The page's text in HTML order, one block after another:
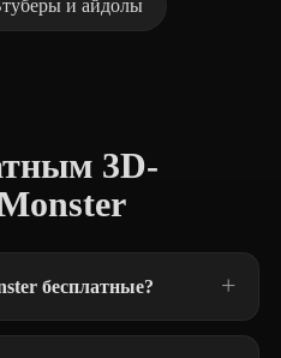
и айдолы
3D-
бесплатные?